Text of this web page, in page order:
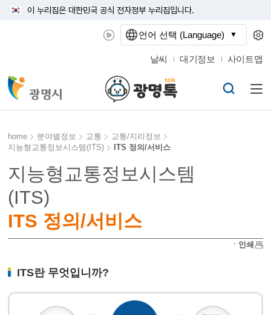
이 누리집은 대한민국 공식 전자정부 누리집입니다.
날씨 대기정보 사이트맵
home 분야별정보 교통
교통/지리정보
지능형교통정보시스템(ITS)
ITS 정의/서비스
지능형교통정보시스템
(ITS)
ITS 정의/서비스
ㆍ인쇄
ITS란 무엇입니까?
언어 선택 (Language)